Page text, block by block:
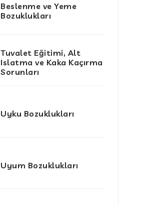
Beslenme ve Yeme
Bozuklukları
Tuvalet Eğitimi, Alt
Islatma ve Kaka Kaçırma
Sorunları
Uyku Bozuklukları
Uyum Bozuklukları